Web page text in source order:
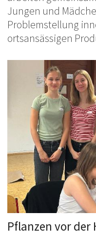
Jungen und
Problemstellung
ortsansässigen
Pflanzen vor der